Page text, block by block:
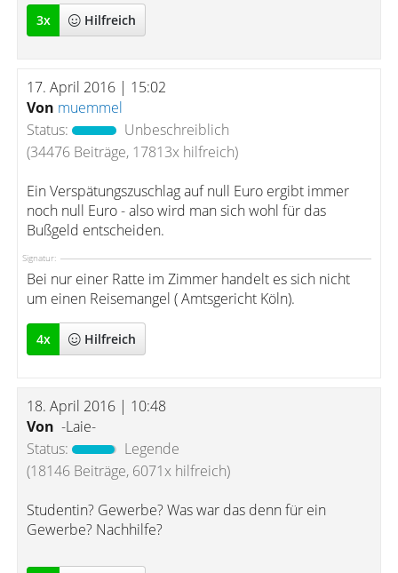
3x Hilfreich
17. April 2016 | 15:02
Von muemmel
Status:
Unbeschreiblich
(34476 Beiträge, 17813x hilfreich)
Ein Verspätungszuschlag auf null Euro ergibt immer
noch null Euro - also wird man sich wohl für das
Bußgeld entscheiden.
Signatur:
Bei nur einer Ratte im Zimmer handelt es sich nicht
um einen Reisemangel ( Amtsgericht Köln).
4x Hilfreich
18. April 2016 | 10:48
Von -Laie-
Status:
Legende
(18146 Beiträge, 6071x hilfreich)
Studentin? Gewerbe? Was war das denn für ein
Gewerbe? Nachhilfe?